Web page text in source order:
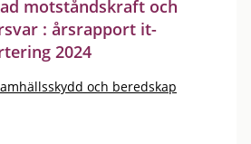
motståndskraft och
: årsrapport it-
2024
och beredskap